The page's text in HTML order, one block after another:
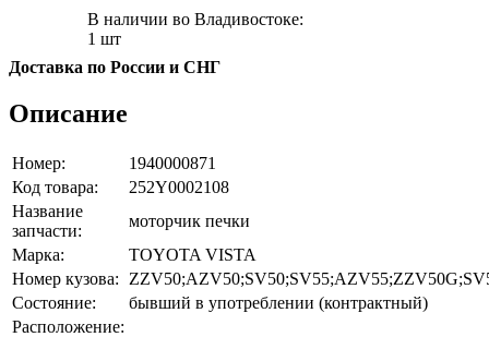
В наличии во Владивостоке:
1 шт
Доставка по России и СНГ
Описание
Номер:
1940000871
Код товара:
252Y0002108
Название
запчасти:
моторчик печки
Марка:
TOYOTA VISTA
Номер кузова:
Состояние:
бывший в употреблении (контрактный)
Расположение: